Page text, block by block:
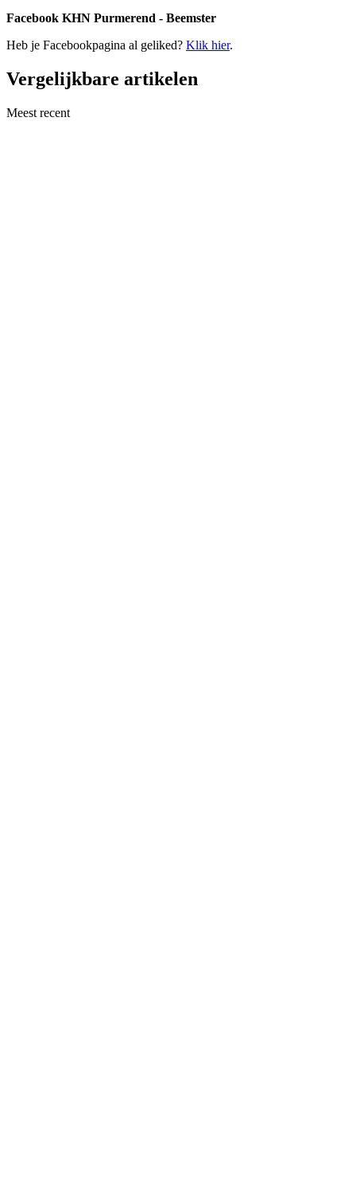
Facebook KHN Purmerend - Beemster
Heb je Facebookpagina al geliked? Klik hier.
Vergelijkbare artikelen
Meest recent